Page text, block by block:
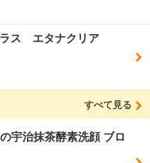
ラス エタナクリア
すべて見る
宇治抹茶酵素洗顔 ブロ